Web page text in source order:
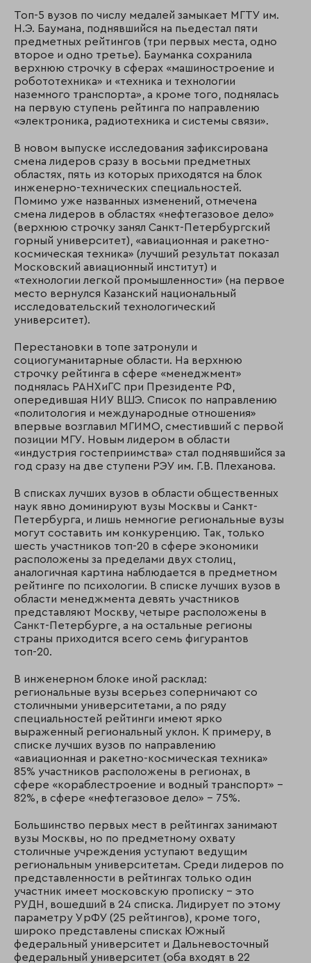
Топ-5 вузов по числу медалей замыкает МГТУ им.
Н.Э. Баумана, поднявшийся на пьедестал пяти
предметных рейтингов (три первых места, одно
второе и одно третье). Бауманка сохранила
верхнюю строчку в сферах «машиностроение и
робототехника» и «техника и технологии
наземного транспорта», а кроме того, поднялась
на первую ступень рейтинга по направлению
«электроника, радиотехника и системы связи».
В новом выпуске исследования зафиксирована
смена лидеров сразу в восьми предметных
областях, пять из которых приходятся на блок
инженерно-технических специальностей.
Помимо уже названных изменений, отмечена
смена лидеров в областях «нефтегазовое дело»
(верхнюю строчку занял Санкт-Петербургский
горный университет), «авиационная и ракетно-
космическая техника» (лучший результат показал
Московский авиационный институт) и
«технологии легкой промышленности» (на первое
место вернулся Казанский национальный
исследовательский технологический
университет).
Перестановки в топе затронули и
социогуманитарные области. На верхнюю
строчку рейтинга в сфере «менеджмент»
поднялась РАНХиГС при Президенте РФ,
опередившая НИУ ВШЭ. Список по направлению
«политология и международные отношения»
впервые возглавил МГИМО, сместивший с первой
позиции МГУ. Новым лидером в области
«индустрия гостеприимства» стал поднявшийся за
год сразу на две ступени РЭУ им. Г.В. Плеханова.
В списках лучших вузов в области общественных
наук явно доминируют вузы Москвы и Санкт-
Петербурга, и лишь немногие региональные вузы
могут составить им конкуренцию. Так, только
шесть участников топ-20 в сфере экономики
расположены за пределами двух столиц,
аналогичная картина наблюдается в предметном
рейтинге по психологии. В списке лучших вузов в
области менеджмента девять участников
представляют Москву, четыре расположены в
Санкт-Петербурге, а на остальные регионы
страны приходится всего семь фигурантов
топ-20.
В инженерном блоке иной расклад:
региональные вузы всерьез соперничают со
столичными университетами, а по ряду
специальностей рейтинги имеют ярко
выраженный региональный уклон. К примеру, в
списке лучших вузов по направлению
«авиационная и ракетно-космическая техника»
85% участников расположены в регионах, в
сфере «кораблестроение и водный транспорт» –
82%, в сфере «нефтегазовое дело» – 75%.
Большинство первых мест в рейтингах занимают
вузы Москвы, но по предметному охвату
столичные учреждения уступают ведущим
региональным университетам. Среди лидеров по
представленности в рейтингах только один
участник имеет московскую прописку – это
РУДН, вошедший в 24 списка. Лидирует по этому
параметру УрФУ (25 рейтингов), кроме того,
широко представлены списках Южный
федеральный университет и Дальневосточный
федеральный университет (оба входят в 22